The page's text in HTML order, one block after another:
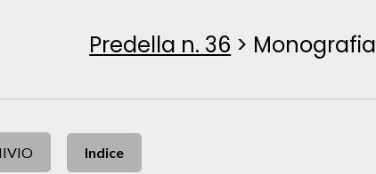
Predella n. 36 > Monografia
Indice